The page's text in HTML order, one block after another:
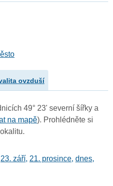
ovzduší
49° 23' severní šířky a
na mapě). Prohlédněte si
23. září, 21. prosince, dnes,